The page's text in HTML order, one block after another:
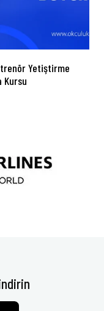
Yetiştirme
Kursu